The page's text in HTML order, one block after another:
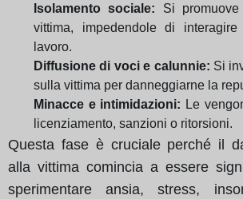
Isolamento sociale: Si
vittima, impedendole di
lavoro.
Diffusione di voci e calunnie: Si
sulla vittima per danneggiarne la
Minacce e intimidazioni: Le
licenziamento, sanzioni o ritorsioni.
Questa fase è cruciale perché il
alla vittima comincia a essere
sperimentare ansia, stress,